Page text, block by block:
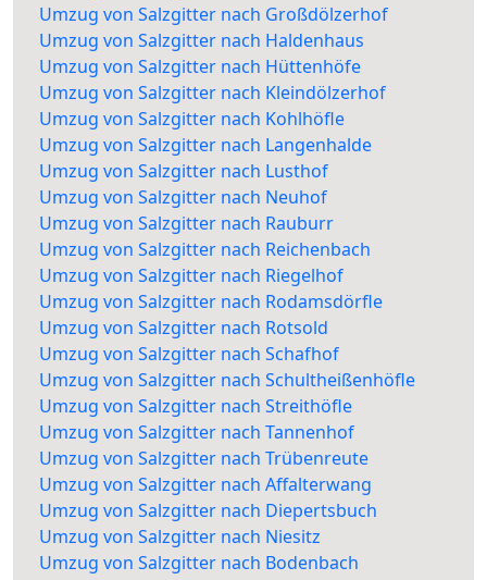
Umzug von Salzgitter nach Großdölzerhof
Umzug von Salzgitter nach Haldenhaus
Umzug von Salzgitter nach Hüttenhöfe
Umzug von Salzgitter nach Kleindölzerhof
Umzug von Salzgitter nach Kohlhöfle
Umzug von Salzgitter nach Langenhalde
Umzug von Salzgitter nach Lusthof
Umzug von Salzgitter nach Neuhof
Umzug von Salzgitter nach Rauburr
Umzug von Salzgitter nach Reichenbach
Umzug von Salzgitter nach Riegelhof
Umzug von Salzgitter nach Rodamsdörfle
Umzug von Salzgitter nach Rotsold
Umzug von Salzgitter nach Schafhof
Umzug von Salzgitter nach Schultheißenhöfle
Umzug von Salzgitter nach Streithöfle
Umzug von Salzgitter nach Tannenhof
Umzug von Salzgitter nach Trübenreute
Umzug von Salzgitter nach Affalterwang
Umzug von Salzgitter nach Diepertsbuch
Umzug von Salzgitter nach Niesitz
Umzug von Salzgitter nach Bodenbach